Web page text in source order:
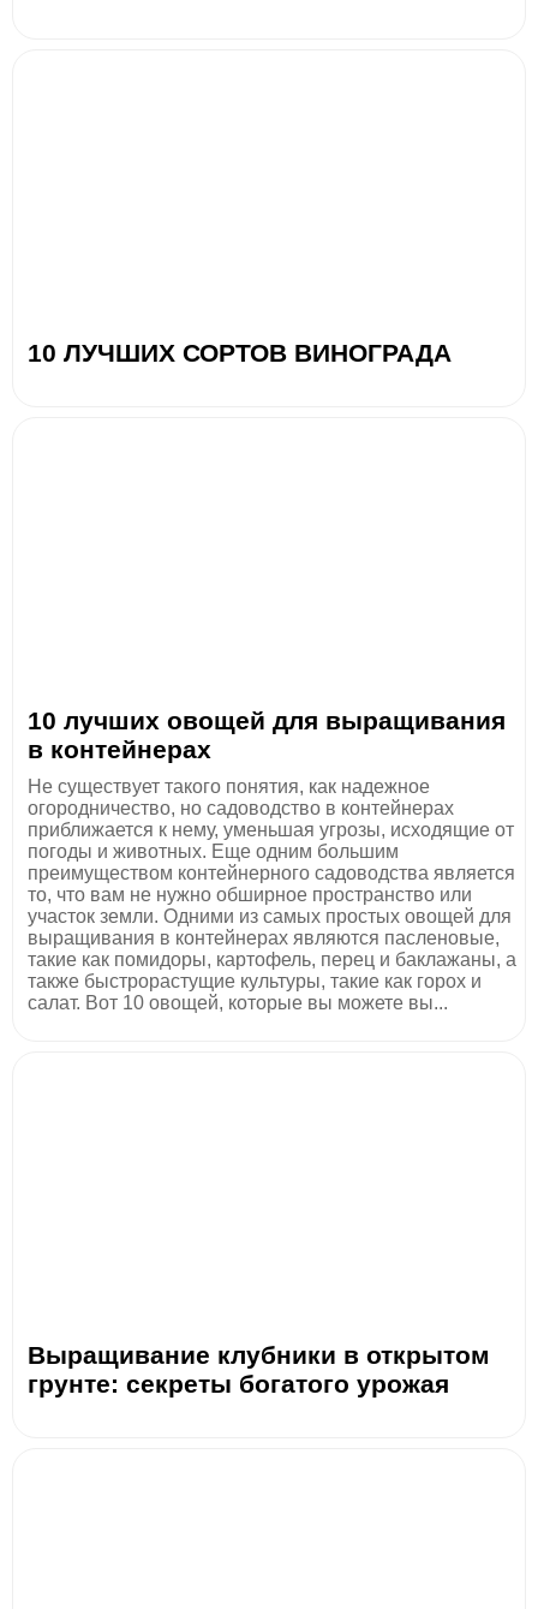
10 ЛУЧШИХ СОРТОВ ВИНОГРАДА
10 лучших овощей для выращивания
в контейнерах
Не существует такого понятия, как надежное
огородничество, но садоводство в контейнерах
приближается к нему, уменьшая угрозы, исходящие от
погоды и животных. Еще одним большим
преимуществом контейнерного садоводства является
то, что вам не нужно обширное пространство или
участок земли. Одними из самых простых овощей для
выращивания в контейнерах являются пасленовые,
такие как помидоры, картофель, перец и баклажаны, а
также быстрорастущие культуры, такие как горох и
салат. Вот 10 овощей, которые вы можете вы...
Выращивание клубники в открытом
грунте: секреты богатого урожая